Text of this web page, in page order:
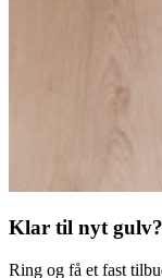
Klar til nyt gulv?
Ring og få et fast